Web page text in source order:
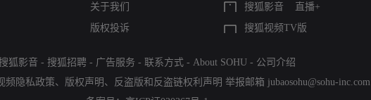
关于我们
版权投诉
搜狐影音
直播+
搜狐视频TV版
狐影音 - 搜狐招聘 - 广告服务 - 联系方式 - About SOHU - 公司介绍
频隐私政策、 版权声明 、 反盗版和反盗链权利声明 举报邮箱 jubaosohu@sohu-inc.com